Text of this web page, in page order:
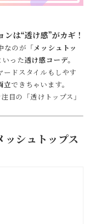
は“透け感”がカギ！
なのが「メッシュトッ
いった透け感コーデ。
ードスタイルもしやす
立できちゃいます。
目の「透けトップス」
シュトップス